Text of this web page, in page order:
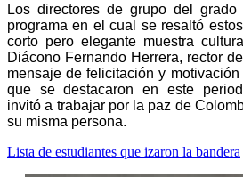
Los directores de grupo del grado
programa en el cual se resaltó
corto pero elegante muestra
Diácono Fernando Herrera, rector
mensaje de felicitación y
que se destacaron en este
invitó a trabajar por la paz de
su misma persona.
Lista de estudiantes que izaron la bandera